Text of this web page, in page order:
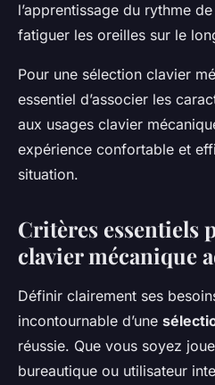
l’apprentissage du rythme
fatiguer les oreilles sur le
Pour une sélection clavier
essentiel d’associer les
aux usages clavier
expérience confortable et
situation.
Critères essentiels
clavier mécanique
Définir clairement ses
incontournable d’une
réussie. Que vous soyez
bureautique ou utilisateur